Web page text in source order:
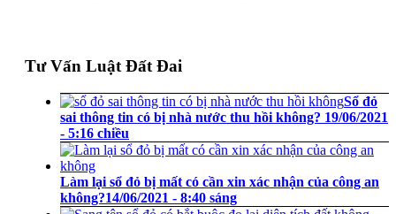
Tư Vấn Luật Đất Đai
Sổ đỏ
sai thông tin có bị nhà nước thu hồi không? 19/06/2021
- 5:16 chiều
Làm lại sổ đỏ bị mất có cần xin xác nhận của công an
không?14/06/2021 - 8:40 sáng